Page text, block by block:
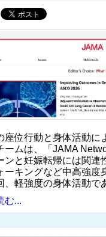
座位行動と身体活動に
ームは、「JAMA
ンと妊娠転帰には関連
ーキングなど中高強度
、軽強度の身体活動
む...